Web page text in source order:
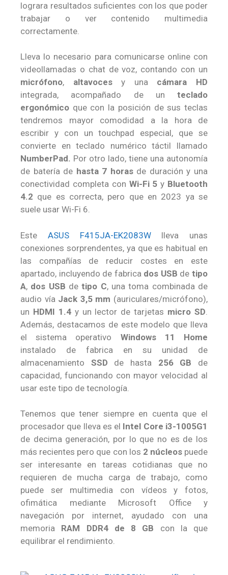
lograra resultados suficientes con los que poder
trabajar o ver contenido multimedia
correctamente.
Lleva lo necesario para comunicarse online con
videollamadas o chat de voz, contando con un
micrófono, altavocesy una cámara HD
integrada, acompañado de un teclado
ergonómico que con la posición de sus teclas
tendremos mayor comodidad a la hora de
escribir y con un touchpad especial, que se
convierte en teclado numérico táctil llamado
NumberPad. Por otro lado, tiene una autonomía
de batería de hasta 7 horasde duración y una
conectividad completa con Wi-Fi 5 y Bluetooth
4.2 que es correcta, pero que en 2023 ya se
suele usar Wi-Fi 6.
Este ASUS F415JA-EK2083Wlleva unas
conexiones sorprendentes, ya que es habitual en
las compañías de reducir costes en este
apartado, incluyendo de fabrica dos USB detipo
A, dos USB detipo C, una toma combinada de
audio vía Jack 3,5 mm (auriculares/micrófono),
un HDMI 1.4y un lector de tarjetas micro SD
Además, destacamos de este modelo que lleva
el sistema operativo Windows 11 Home
instalado de fabrica en su unidad de
almacenamiento SSD de hasta 256 GB de
capacidad, funcionando con mayor velocidad al
usar este tipo de tecnología.
Tenemos que tener siempre en cuenta que el
procesador que lleva es el Intel Core i3-1005G1
de decima generación, por lo que no es de los
más recientes pero que con los 2 núcleospuede
ser interesante en tareas cotidianas que no
requieren de mucha carga de trabajo, como
puede ser multimedia con vídeos y fotos,
ofimática mediante Microsoft Office y
navegación por internet, ayudado con una
memoria RAM DDR4 de 8 GB con la que
equilibrar el rendimiento.